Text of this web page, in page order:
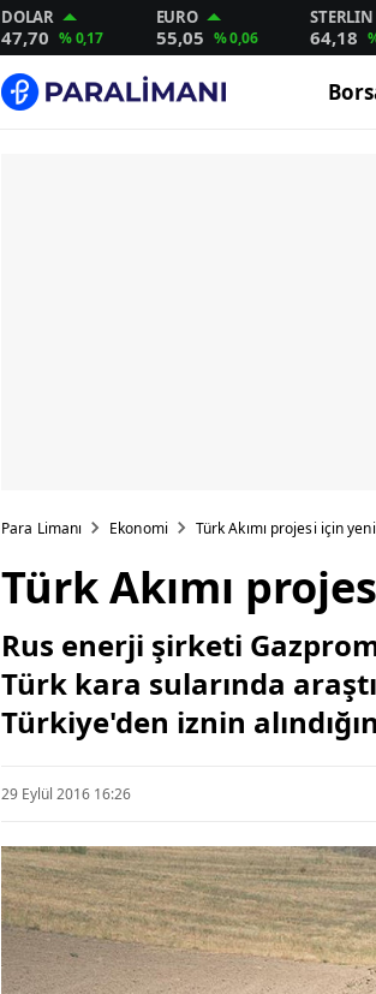
DOLAR
47,70 % 0,17
EURO
55,05 % 0,06
STERLIN
64,18
Para Limanı Ekonomi Türk Akımı projesi için
Türk Akımı
Rus enerji şirketi
Türk kara sularında
Türkiye'den iznin
29 Eylül 2016 16:26